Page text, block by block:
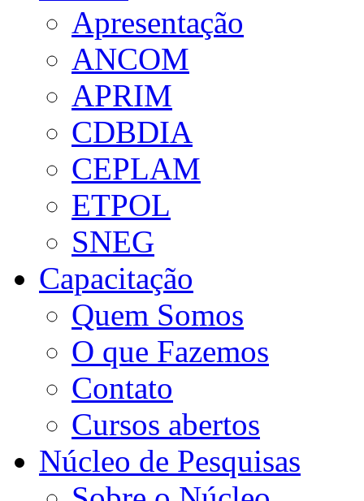
Apresentação
ANCOM
APRIM
CDBDIA
CEPLAM
ETPOL
SNEG
Capacitação
Quem Somos
O que Fazemos
Contato
Cursos abertos
Núcleo de Pesquisas